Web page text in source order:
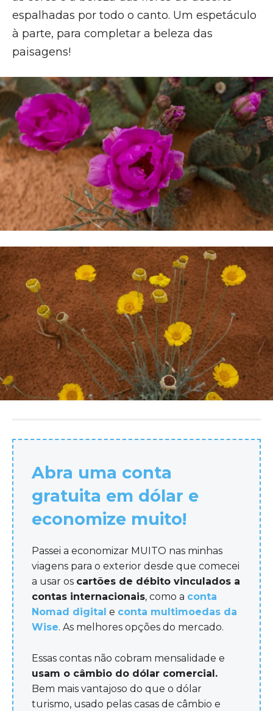
espalhadas por todo o canto. Um espetáculo
à parte, para completar a beleza das
paisagens!
Abra uma conta
gratuita em dólar e
economize muito!
Passei a economizar MUITO nas minhas
viagens para o exterior desde que comecei
a usar os cartões de débito vinculados a
contas internacionais, como a conta
Nomad digital e conta multimoedas da
Wise. As melhores opções do mercado.
Essas contas não cobram mensalidade e
usam o câmbio do dólar comercial.
Bem mais vantajoso do que o dólar
turismo, usado pelas casas de câmbio e